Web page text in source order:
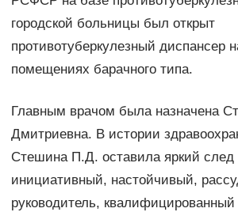
городской больницы был открыт
противотуберкулезный диспансер
помещениях барачного типа.
Главным врачом была назначена
Дмитриевна. В истории
Стешина П.Д. оставила яркий след
инициативный, настойчивый,
руководитель,